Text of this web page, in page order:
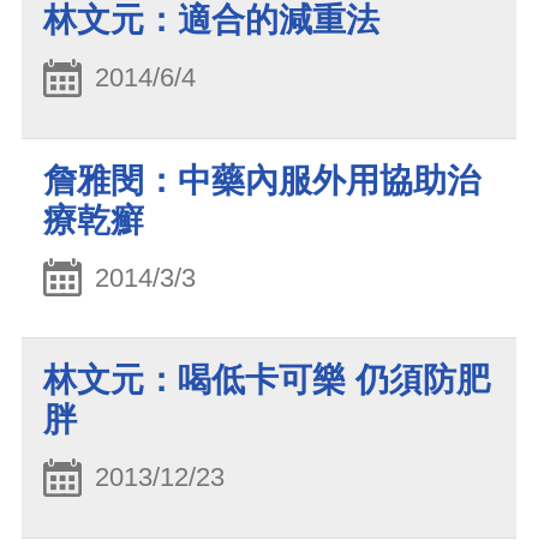
林文元：適合的減重法
2014/6/4
詹雅閔：中藥內服外用協助治
療乾癬
2014/3/3
林文元：喝低卡可樂 仍須防肥
胖
2013/12/23